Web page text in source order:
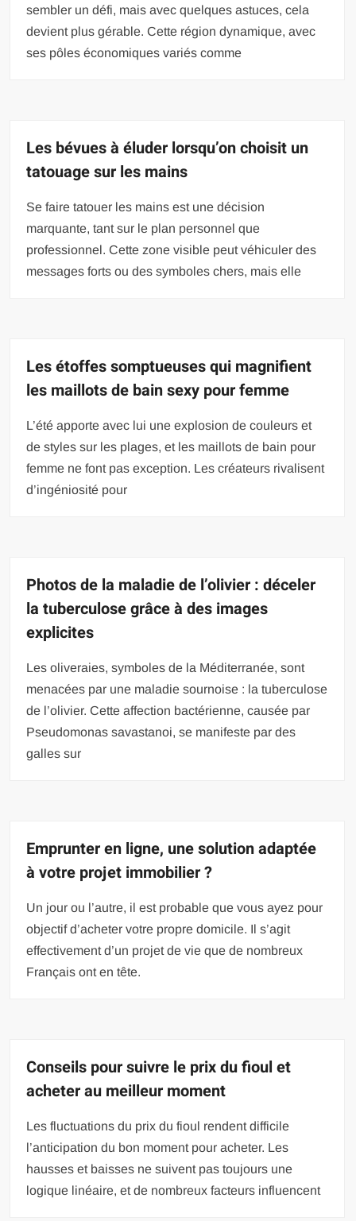
sembler un défi, mais avec quelques astuces, cela
devient plus gérable. Cette région dynamique, avec
ses pôles économiques variés comme
Les bévues à éluder lorsqu’on choisit un
tatouage sur les mains
Se faire tatouer les mains est une décision
marquante, tant sur le plan personnel que
professionnel. Cette zone visible peut véhiculer des
messages forts ou des symboles chers, mais elle
Les étoffes somptueuses qui magnifient
les maillots de bain sexy pour femme
L’été apporte avec lui une explosion de couleurs et
de styles sur les plages, et les maillots de bain pour
femme ne font pas exception. Les créateurs rivalisent
d’ingéniosité pour
Photos de la maladie de l’olivier : déceler
la tuberculose grâce à des images
explicites
Les oliveraies, symboles de la Méditerranée, sont
menacées par une maladie sournoise : la tuberculose
de l’olivier. Cette affection bactérienne, causée par
Pseudomonas savastanoi, se manifeste par des
galles sur
Emprunter en ligne, une solution adaptée
à votre projet immobilier ?
Un jour ou l’autre, il est probable que vous ayez pour
objectif d’acheter votre propre domicile. Il s’agit
effectivement d’un projet de vie que de nombreux
Français ont en tête.
Conseils pour suivre le prix du fioul et
acheter au meilleur moment
Les fluctuations du prix du fioul rendent difficile
l’anticipation du bon moment pour acheter. Les
hausses et baisses ne suivent pas toujours une
logique linéaire, et de nombreux facteurs influencent